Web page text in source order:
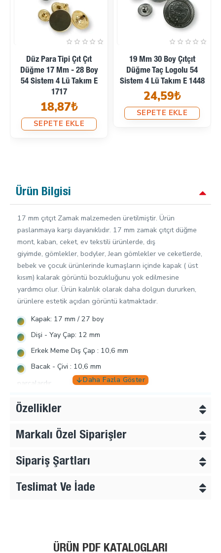
Düz Para Tipi Çıt Çıt
Düğme 17 Mm - 28 Boy
54 Sistem 4 Lü Takım E
1717
18,87₺
SEPETE EKLE
19 Mm 30 Boy Çıtçıt
Düğme Taç Logolu 54
Sistem 4 Lü Takım E 1448
24,59₺
SEPETE EKLE
Ürün Bilgisi
17 mm çıtçıt Zamak malzemeden üretilmiştir. Ürün
paslanmaya karşı dayanıklıdır. 17 mm zamak çıtçıt düğme
mont, kaban, ceket, ev tekstili ürünlerde, dış
giyimde, gömlekler, bodyler, Jean gömlekler ve ceketlerde,
bebek ve çocuk ürünlerinde kumaşların içinde kapak ( üst
kısım) kalarak görüntü bozukluğunu yok edilmesine
yardımcı olur. Ürün kalınlık olarak daha dolgun dururken,
ürünlere estetik açıdan görüntü katmaktadır.
Kapak: 17 mm / 27 boy
Dişi - Yay Çap: 12 mm
Erkek Meme Dış Çap : 10,6 mm
Bacak - Çivi : 10,6 mm
parçalardır.
Uygulaması;
El presinde,
Kollu makinada,
Motorlu ve otomatik makinalarda
çakılmaktadır.
Özellikler
Markalı Özel Siparişler
Sipariş Şartları
Teslimat Ve İade
ÜRÜN PDF KATALOGLARI